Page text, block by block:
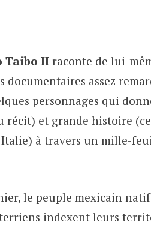
Taibo IIraconte de lui-
documentaires assez
personnages qui
et grande histoire
à travers un mille-
le peuple mexicain
indexent leurs